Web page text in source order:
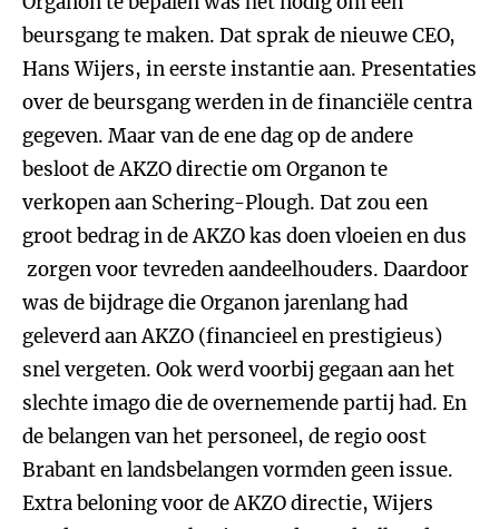
beursgang te maken. Dat sprak de nieuwe CEO,
Hans Wijers, in eerste instantie aan. Presentaties
over de beursgang werden in de financiële centra
gegeven. Maar van de ene dag op de andere
besloot de AKZO directie om Organon te
verkopen aan Schering-Plough. Dat zou een
groot bedrag in de AKZO kas doen vloeien en dus
zorgen voor tevreden aandeelhouders. Daardoor
was de bijdrage die Organon jarenlang had
geleverd aan AKZO (financieel en prestigieus)
snel vergeten. Ook werd voorbij gegaan aan het
slechte imago die de overnemende partij had. En
de belangen van het personeel, de regio oost
Brabant en landsbelangen vormden geen issue.
Extra beloning voor de AKZO directie, Wijers